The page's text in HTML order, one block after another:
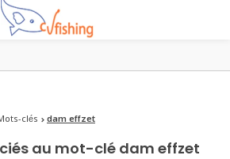
clés dam effzet
au mot-clé dam effzet